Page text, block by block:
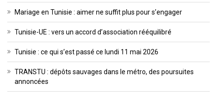
Mariage en Tunisie : aimer ne suffit plus pour s’engager
Tunisie-UE : vers un accord d’association rééquilibré
Tunisie : ce qui s’est passé ce lundi 11 mai 2026
TRANSTU : dépôts sauvages dans le métro, des poursuites
annoncées